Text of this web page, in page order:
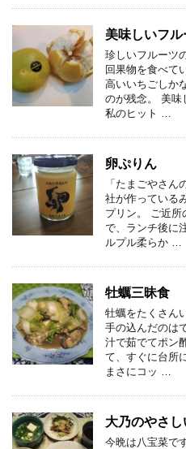
美味しいフ
珍しいフルーツ
回果物を食べて
高いいちごしか
のが残念。 美味
私のヒット …
卵ぷりん
「たまごやさ
社が作っている
プリン。 ご近所
で、ランチ後に
ルプル柔らか …
牡蠣三昧食
牡蠣をたくさん
手の込んだのは
汁で茹でてポン
て、すぐに台所
まさにコッ …
大乃のやさ
今晩は八宝菜で